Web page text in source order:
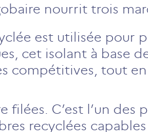
nourrit trois
est utilisée pour
cet isolant à base
compétitives, tout
filées. C’est l’un des
recyclées